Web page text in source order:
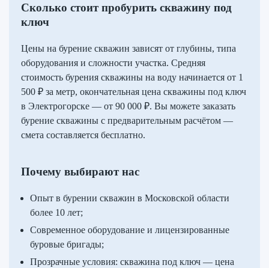
Сколько стоит пробурить скважину под
ключ
Цены на бурение скважин зависят от глубины, типа
оборудования и сложности участка. Средняя
стоимость бурения скважины на воду начинается от 1
500 ₽ за метр, окончательная цена скважины под ключ
в Электрогорске — от 90 000 ₽. Вы можете заказать
бурение скважины с предварительным расчётом —
смета составляется бесплатно.
Почему выбирают нас
Опыт в бурении скважин в Московской области
более 10 лет;
Современное оборудование и лицензированные
буровые бригады;
Прозрачные условия: скважина под ключ — цена